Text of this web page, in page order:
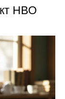
HBO